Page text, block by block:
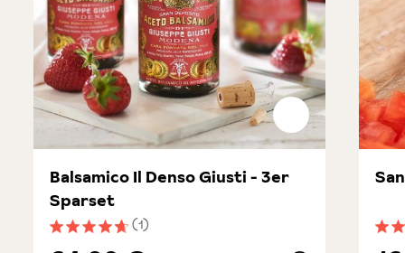
(1)
Balsamico Il Denso Giusti - 3er
Sparset